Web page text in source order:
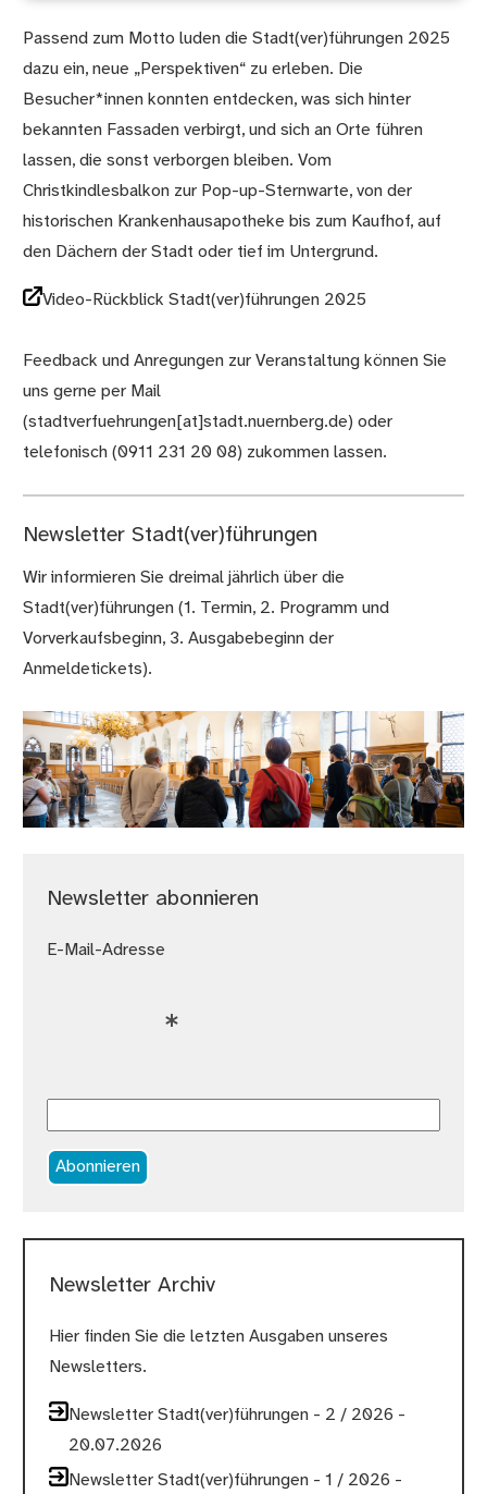
Passend zum Motto luden die Stadt(ver)führungen 2025
dazu ein, neue „Perspektiven“ zu erleben. Die
Besucher*innen konnten entdecken, was sich hinter
bekannten Fassaden verbirgt, und sich an Orte führen
lassen, die sonst verborgen bleiben. Vom
Christkindlesbalkon zur Pop-up-Sternwarte, von der
historischen Krankenhausapotheke bis zum Kaufhof, auf
den Dächern der Stadt oder tief im Untergrund.
Video-Rückblick Stadt(ver)führungen 2025
Feedback und Anregungen zur Veranstaltung können Sie
uns gerne per Mail
(stadtverfuehrungen[at]stadt.nuernberg.de) oder
telefonisch (0911 231 20 08) zukommen lassen.
Newsletter Stadt(ver)führungen
Wir informieren Sie dreimal jährlich über die
Stadt(ver)führungen (1. Termin, 2. Programm und
Vorverkaufsbeginn, 3. Ausgabebeginn der
Anmeldetickets).
Newsletter abonnieren
E-Mail-Adresse
Abonnieren
Newsletter Archiv
Hier finden Sie die letzten Ausgaben unseres
Newsletters.
Newsletter Stadt(ver)führungen - 2 / 2026 -
20.07.2026
Newsletter Stadt(ver)führungen - 1 / 2026 -